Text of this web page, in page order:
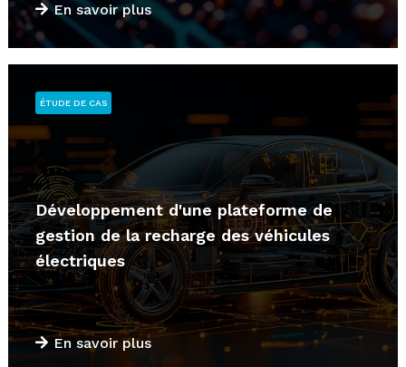
En savoir plus
Développement d'une plateforme de
gestion de la recharge des véhicules
électriques
En savoir plus
ÉTUDE DE CAS